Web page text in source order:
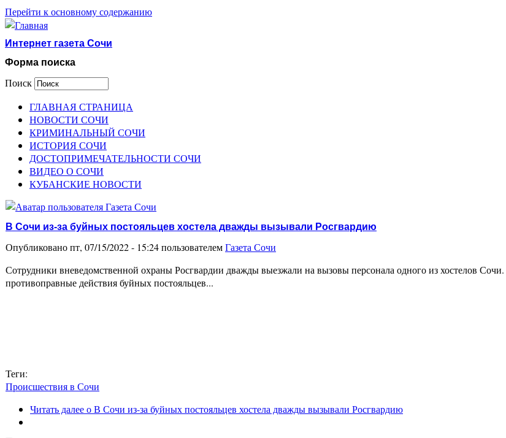
Перейти к основному содержанию
Интернет газета Сочи
Форма поиска
Поиск
ГЛАВНАЯ СТРАНИЦА
НОВОСТИ СОЧИ
КРИМИНАЛЬНЫЙ СОЧИ
ИСТОРИЯ СОЧИ
ДОСТОПРИМЕЧАТЕЛЬНОСТИ СОЧИ
ВИДЕО О СОЧИ
КУБАНСКИЕ НОВОСТИ
В Сочи из-за буйных постояльцев хостела дважды вызывали Росгвардию
Опубликовано пт, 07/15/2022 - 15:24 пользователемГазета Сочи
Сотрудники вневедомственной охраны Росгвардии дважды выезжали на вызовы персонала одного из хостелов
противоправные действия буйных постояльцев...
Теги:
Происшествия в Сочи
Читать далеео В Сочи из-за буйных постояльцев хостела дважды вызывали Росгвардию